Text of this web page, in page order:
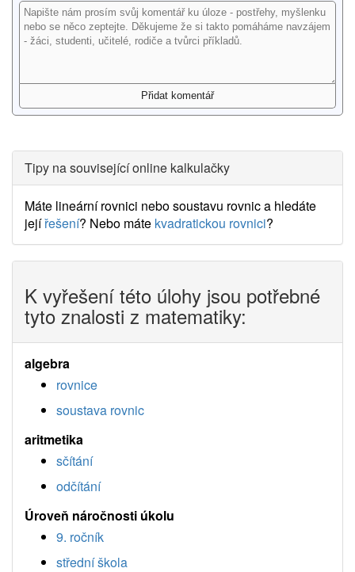
Tipy na související online kalkulačky
Máte lineární rovnici nebo soustavu rovnic a hledáte
jejířešení? Nebo máte kvadratickou rovnici?
K vyřešení této úlohy jsou potřebné
tyto znalosti z matematiky:
algebra
rovnice
soustava rovnic
aritmetika
sčítání
odčítání
Úroveň náročnosti úkolu
9. ročník
střední škola